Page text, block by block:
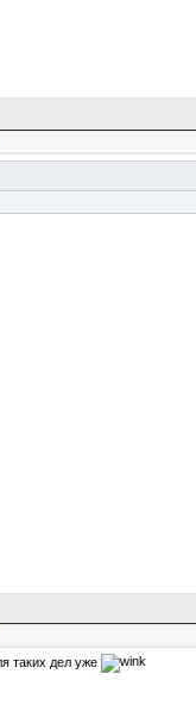
таких дел уже